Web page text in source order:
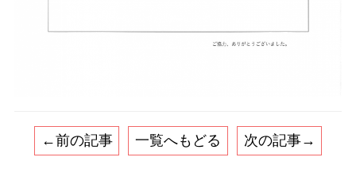
←前の記事 一覧へもどる 次の記事→